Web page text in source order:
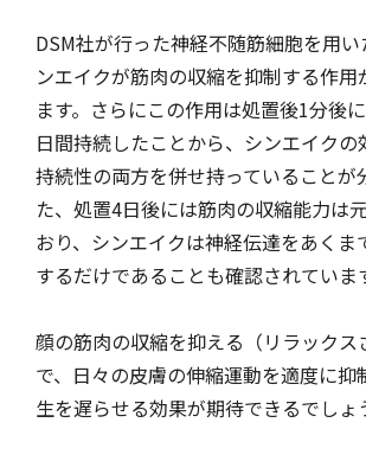
DSM社が行った神経不随筋細胞を用
ンエイクが筋肉の収縮を抑制する作用
ます。さらにこの作用は処置後1分後
日間持続したことから、シンエイクの
持続性の両方を併せ持っていることが
た、処置4日後には筋肉の収縮能力は
おり、シンエイクは神経伝達をあくま
するだけであることも確認されていま
顔の筋肉の収縮を抑える（リラックス
で、日々の皮膚の伸縮運動を適度に抑
生を遅らせる効果が期待できるでしょ